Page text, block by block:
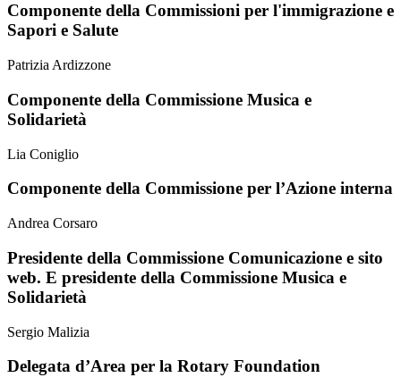
Componente della Commissioni per l'immigrazione e
Sapori e Salute
Patrizia Ardizzone
Componente della Commissione Musica e
Solidarietà
Lia Coniglio
Componente della Commissione per l’Azione interna
Andrea Corsaro
Presidente della Commissione Comunicazione e sito
web. E presidente della Commissione Musica e
Solidarietà
Sergio Malizia
Delegata d’Area per la Rotary Foundation